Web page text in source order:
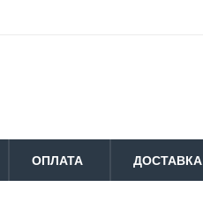
ОПЛАТА ДОСТАВКА